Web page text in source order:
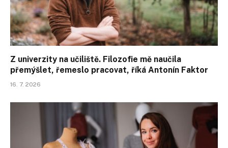
Z univerzity na učiliště. Filozofie mě naučila
přemýšlet, řemeslo pracovat, říká Antonín Faktor
16. 7. 2026